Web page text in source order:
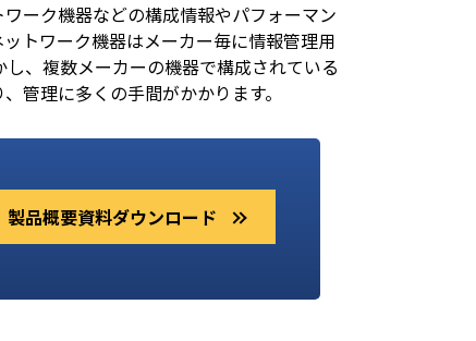
ーク機器などの構成情報やパフォーマン
トワーク機器はメーカー毎に情報管理用
、複数メーカーの機器で構成されている
管理に多くの手間がかかります。
製品概要資料ダウンロード